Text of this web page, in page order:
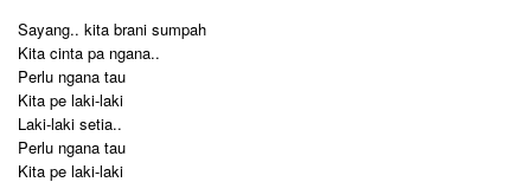
Sayang.. kita brani sumpah
Kita cinta pa ngana..
Perlu ngana tau
Kita pe laki-laki
Laki-laki setia..
Perlu ngana tau
Kita pe laki-laki